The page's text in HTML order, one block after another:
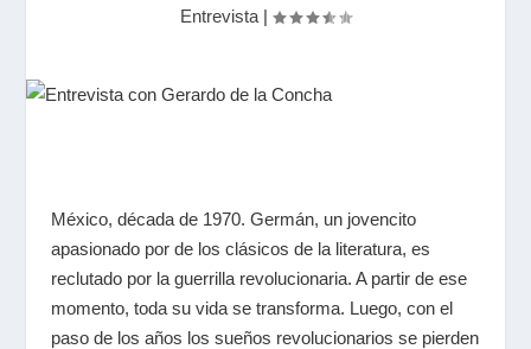
Entrevista |
México, década de 1970. Germán, un jovencito
apasionado por de los clásicos de la literatura, es
reclutado por la guerrilla revolucionaria. A partir de ese
momento, toda su vida se transforma. Luego, con el
paso de los años los sueños revolucionarios se pierden